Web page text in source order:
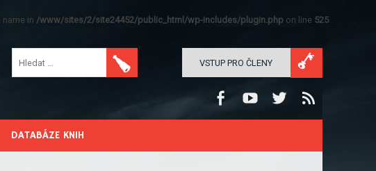
in /www/sites/2/site24452/public_html/wp-includes/plugin.php on line 525
VSTUP PRO ČLENY
DATABÁZE KNIH